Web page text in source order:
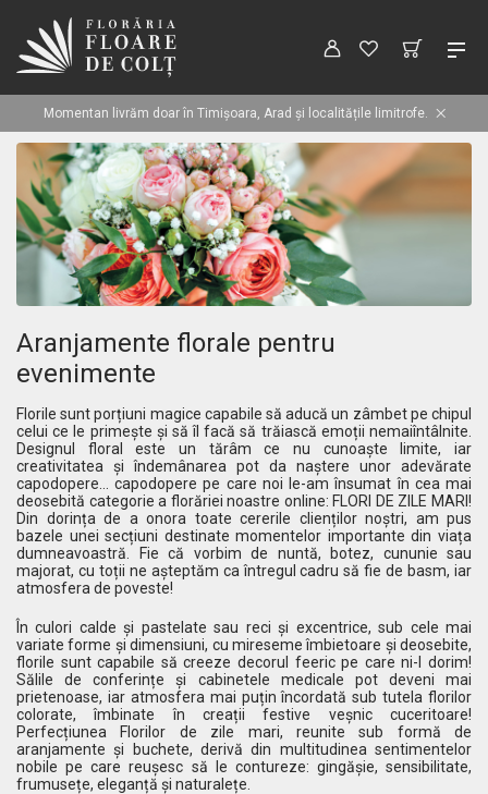
Momentan livrăm doar în Timișoara, Arad și localitățile limitrofe.
Aranjamente florale pentru
evenimente
Florile sunt porțiuni magice capabile să aducă un zâmbet pe chipul
celui ce le primește și să îl facă să trăiască emoții nemaiîntâlnite.
Designul floral este un tărâm ce nu cunoaște limite, iar
creativitatea și îndemânarea pot da naștere unor adevărate
capodopere... capodopere pe care noi le-am însumat în cea mai
deosebită categorie a florăriei noastre online: FLORI DE ZILE MARI!
Din dorința de a onora toate cererile clienților noștri, am pus
bazele unei secțiuni destinate momentelor importante din viața
dumneavoastră. Fie că vorbim de nuntă, botez, cununie sau
majorat, cu toții ne așteptăm ca întregul cadru să fie de basm, iar
atmosfera de poveste!
În culori calde și pastelate sau reci și excentrice, sub cele mai
variate forme și dimensiuni, cu mireseme îmbietoare și deosebite,
florile sunt capabile să creeze decorul feeric pe care ni-l dorim!
Sălile de conferințe și cabinetele medicale pot deveni mai
prietenoase, iar atmosfera mai puțin încordată sub tutela florilor
colorate, îmbinate în creații festive veșnic cuceritoare!
Perfecțiunea Florilor de zile mari, reunite sub formă de
aranjamente și buchete, derivă din multitudinea sentimentelor
nobile pe care reușesc să le contureze: gingășie, sensibilitate,
frumusețe, eleganță și naturalețe.